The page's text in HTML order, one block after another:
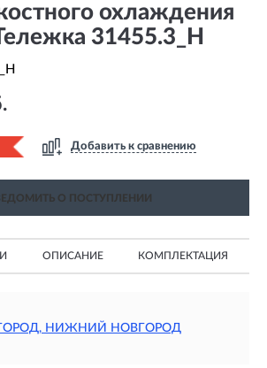
охлаждения
31455.3_H
Добавить к сравнению
О ПОСТУПЛЕНИИ
ОПИСАНИЕ КОМПЛЕКТАЦИЯ
НИЖНИЙ НОВГОРОД